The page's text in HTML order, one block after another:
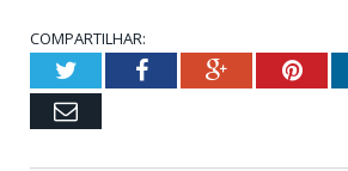
COMPARTILHAR:
TwitterFacebookGoogle+
Email